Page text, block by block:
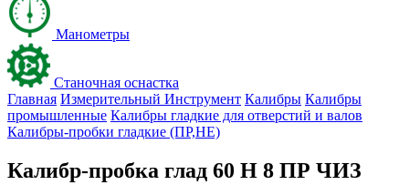
Манометры
Станочная оснастка
Главная Измерительный Инструмент Калибры Калибры
промышленные Калибры гладкие для отверстий и валов
Калибры-пробки гладкие (ПР,НЕ)
Калибр-пробка глад 60 H 8 ПР ЧИЗ